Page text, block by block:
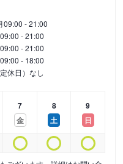
09:00 - 21:00
09:00 - 21:00
09:00 - 21:00
09:00 - 18:00
定休日）なし
7
金
8
土
9
日